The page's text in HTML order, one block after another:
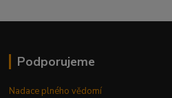
Podporujeme
Nadace plného vědomí